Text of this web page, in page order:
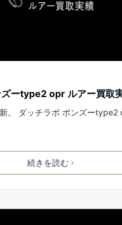
ズーtype2 opr ルアー買取
。 ダッチラボ ポンズーtype2
続きを読む